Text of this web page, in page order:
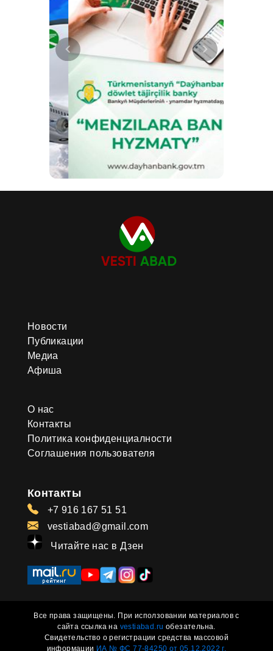
Новости
Публикации
Медиа
Афиша
О нас
Контакты
Политика конфиденциалности
Соглашения пользователя
Контакты
+7 916 167 51 51
vestiabad@gmail.com
Читайте нас в Дзен
Все права защищены. При исползовании материалов с
сайта ссылка на vestiabad.ru обезательна.
Свидетельство о регистрации средства массовой
информации ИА № ФС 77-84250 от 05.12.2022 г.